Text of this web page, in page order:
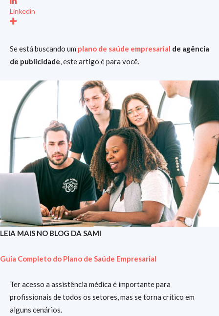
Linkedin
Se está buscando um plano de saúde empresarial de agência
de publicidade , este artigo é para você.
LEIA MAIS NO BLOG DA SAMI
Guia Completo do Plano de Saúde Empresarial
Ter acesso a assistência médica é importante para
profissionais de todos os setores, mas se torna crítico em
alguns cenários.